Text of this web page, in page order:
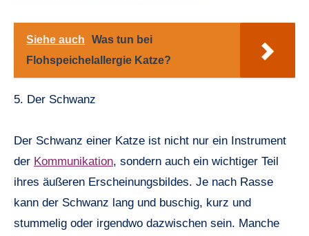
Siehe auch
Was tun bei
Flohspeichelallergie Katze?
5. Der Schwanz
Der Schwanz einer Katze ist nicht nur ein Instrument
der Kommunikation, sondern auch ein wichtiger Teil
ihres äußeren Erscheinungsbildes. Je nach Rasse
kann der Schwanz lang und buschig, kurz und
stummelig oder irgendwo dazwischen sein. Manche